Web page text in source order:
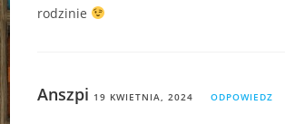
rodzinie
Anszpi 19 KWIETNIA, 2024 ODPOWIEDZ